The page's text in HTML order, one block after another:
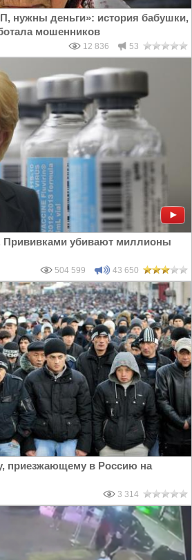
нужны деньги»: история бабушки,
мошенников
12 836 53
Прививками убивают миллионы
504 599 43 650
приезжающему в Россию на
3 314